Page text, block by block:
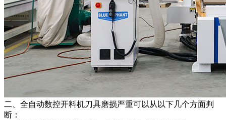
二、全自动数控开料机刀具磨损严重可以从以下几个方面判
断：